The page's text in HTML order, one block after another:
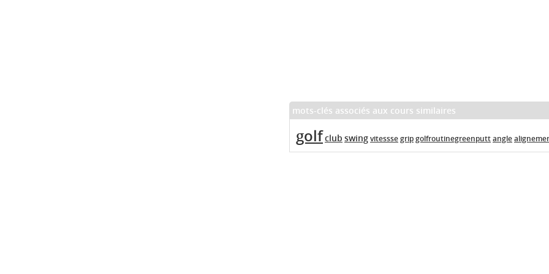
mots-clés associés aux cours similaires
golfclub swingvitesssegripgolfroutinegreenputtangle